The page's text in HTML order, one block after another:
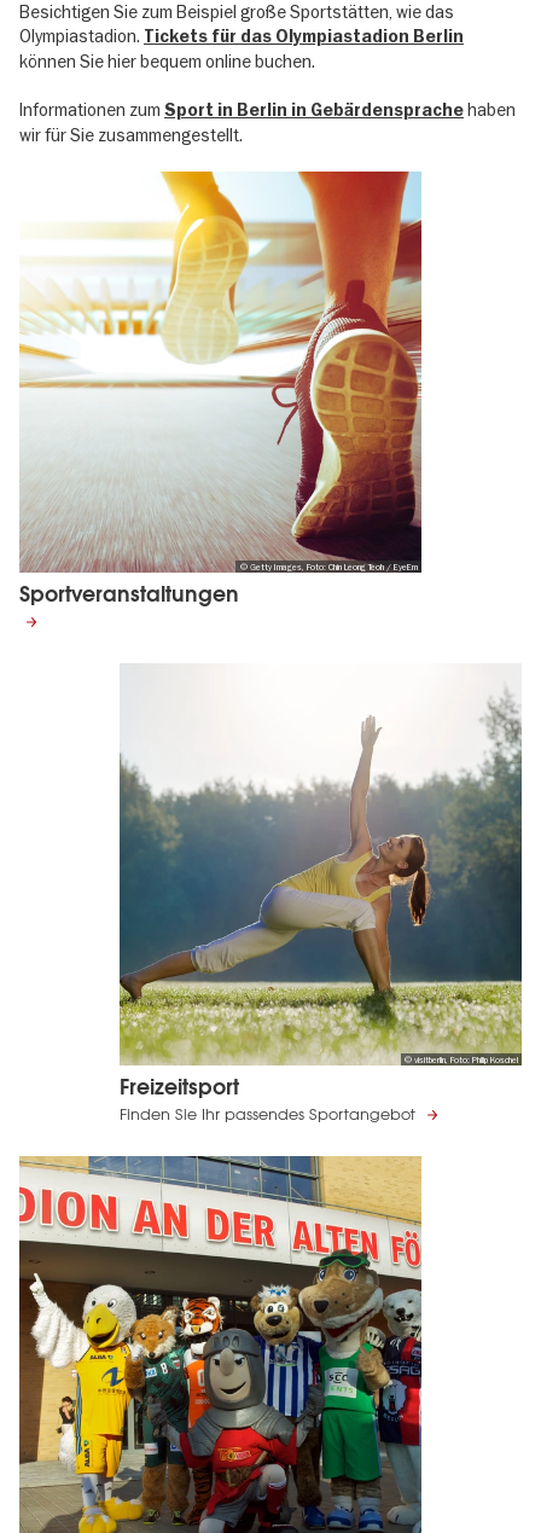
Besichtigen Sie zum Beispiel große Sportstätten, wie das
Olympiastadion. Tickets für das Olympiastadion Berlin
können Sie hier bequem online buchen.
Informationen zum Sport in Berlin in Gebärdensprachehaben
wir für Sie zusammengestellt.
© Getty Images, Foto: Chin Leong Teoh / EyeEm
Sportveranstaltungen
© visitberlin, Foto: Philip Koschel
Freizeitsport
Finden Sie Ihr passendes Sportangebot